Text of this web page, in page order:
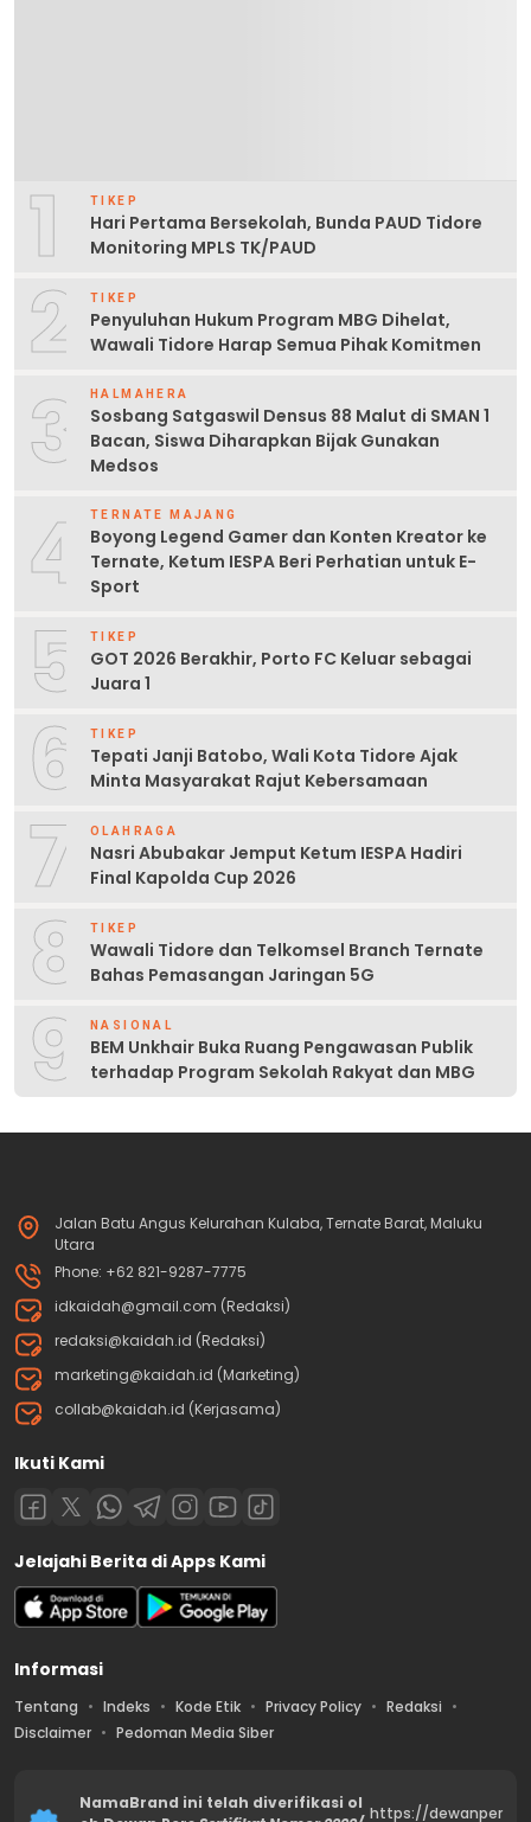
1 TIKEP
Hari Pertama Bersekolah, Bunda PAUD Tidore
Monitoring MPLS TK/PAUD
2 TIKEP
Penyuluhan Hukum Program MBG Dihelat,
Wawali Tidore Harap Semua Pihak Komitmen
3 HALMAHERA
Sosbang Satgaswil Densus 88 Malut di SMAN 1
Bacan, Siswa Diharapkan Bijak Gunakan
Medsos
4 TERNATE MAJANG
Boyong Legend Gamer dan Konten Kreator ke
Ternate, Ketum IESPA Beri Perhatian untuk E-
Sport
5 TIKEP
GOT 2026 Berakhir, Porto FC Keluar sebagai
Juara 1
6 TIKEP
Tepati Janji Batobo, Wali Kota Tidore Ajak
Minta Masyarakat Rajut Kebersamaan
7 OLAHRAGA
Nasri Abubakar Jemput Ketum IESPA Hadiri
Final Kapolda Cup 2026
8 TIKEP
Wawali Tidore dan Telkomsel Branch Ternate
Bahas Pemasangan Jaringan 5G
9 NASIONAL
BEM Unkhair Buka Ruang Pengawasan Publik
terhadap Program Sekolah Rakyat dan MBG
Jalan Batu Angus Kelurahan Kulaba, Ternate Barat, Maluku
Utara
Phone: +62 821-9287-7775
idkaidah@gmail.com (Redaksi)
redaksi@kaidah.id (Redaksi)
marketing@kaidah.id (Marketing)
collab@kaidah.id (Kerjasama)
Ikuti Kami
Jelajahi Berita di Apps Kami
Informasi
Tentang Indeks Kode Etik Privacy Policy
Redaksi
Disclaimer
Pedoman Media Siber
NamaBrand ini telah diverifikasi ol
https://dewanper